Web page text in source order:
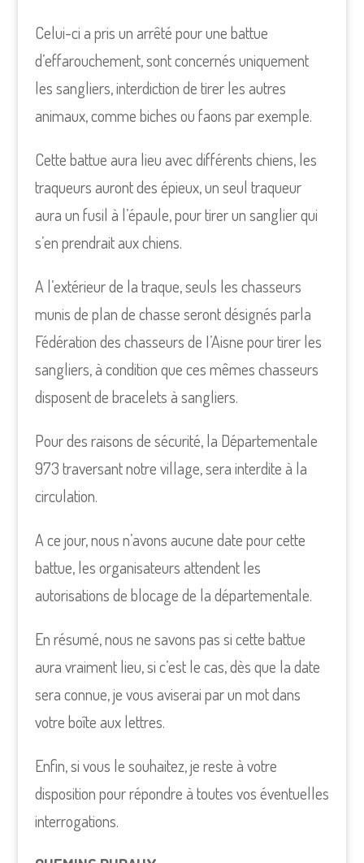
Celui-ci a pris un arrêté pour une battue
d’effarouchement, sont concernés uniquement
les sangliers, interdiction de tirer les autres
animaux, comme biches ou faons par exemple.
Cette battue aura lieu avec différents chiens, les
traqueurs auront des épieux, un seul traqueur
aura un fusil à l’épaule, pour tirer un sanglier qui
s’en prendrait aux chiens.
A l’extérieur de la traque, seuls les chasseurs
munis de plan de chasse seront désignés parla
Fédération des chasseurs de I’Aisne pour tirer les
sangliers, à condition que ces mêmes chasseurs
disposent de bracelets à sangliers.
Pour des raisons de sécurité, la Départementale
973 traversant notre village, sera interdite à la
circulation.
A ce jour, nous n’avons aucune date pour cette
battue, les organisateurs attendent les
autorisations de blocage de la départementale.
En résumé, nous ne savons pas si cette battue
aura vraiment lieu, si c’est le cas, dès que la date
sera connue, je vous aviserai par un mot dans
votre boîte aux lettres.
Enfin, si vous le souhaitez, je reste à votre
disposition pour répondre à toutes vos éventuelles
interrogations.